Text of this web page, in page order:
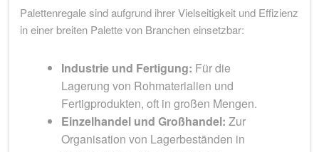
Palettenregale sind aufgrund ihrer Vielseitigkeit und Effizienz
in einer breiten Palette von Branchen einsetzbar:
Industrie und Fertigung: Für die
Lagerung von Rohmaterialien und
Fertigprodukten, oft in großen Mengen.
Einzelhandel und Großhandel: Zur
Organisation von Lagerbeständen in